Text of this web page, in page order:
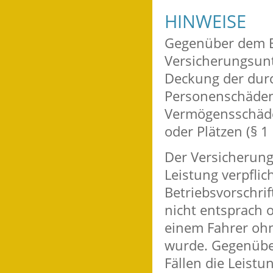
HINWEISE
Gegenüber dem
Deckung der
oder Plätzen (§
Der
Leistung
nicht entsprach
einem Fahrer
wurde.
Fällen die